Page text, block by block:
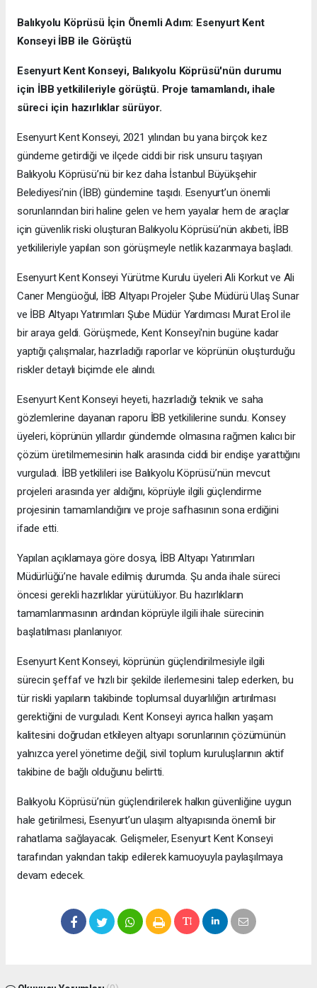
Balıkyolu Köprüsü İçin Önemli Adım: Esenyurt Kent
Konseyi İBB ile Görüştü
Esenyurt Kent Konseyi, Balıkyolu Köprüsü'nün durumu
için İBB yetkilileriyle görüştü. Proje tamamlandı, ihale
süreci için hazırlıklar sürüyor.
Esenyurt Kent Konseyi, 2021 yılından bu yana birçok kez
gündeme getirdiği ve ilçede ciddi bir risk unsuru taşıyan
Balıkyolu Köprüsü’nü bir kez daha İstanbul Büyükşehir
Belediyesi’nin (İBB) gündemine taşıdı. Esenyurt’un önemli
sorunlarından biri haline gelen ve hem yayalar hem de araçlar
için güvenlik riski oluşturan Balıkyolu Köprüsü’nün akıbeti, İBB
yetkilileriyle yapılan son görüşmeyle netlik kazanmaya başladı.
Esenyurt Kent Konseyi Yürütme Kurulu üyeleri Ali Korkut ve Ali
Caner Mengüoğul, İBB Altyapı Projeler Şube Müdürü Ulaş Sunar
ve İBB Altyapı Yatırımları Şube Müdür Yardımcısı Murat Erol ile
bir araya geldi. Görüşmede, Kent Konseyi'nin bugüne kadar
yaptığı çalışmalar, hazırladığı raporlar ve köprünün oluşturduğu
riskler detaylı biçimde ele alındı.
Esenyurt Kent Konseyi heyeti, hazırladığı teknik ve saha
gözlemlerine dayanan raporu İBB yetkililerine sundu. Konsey
üyeleri, köprünün yıllardır gündemde olmasına rağmen kalıcı bir
çözüm üretilmemesinin halk arasında ciddi bir endişe yarattığını
vurguladı. İBB yetkilileri ise Balıkyolu Köprüsü’nün mevcut
projeleri arasında yer aldığını, köprüyle ilgili güçlendirme
projesinin tamamlandığını ve proje safhasının sona erdiğini
ifade etti.
Yapılan açıklamaya göre dosya, İBB Altyapı Yatırımları
Müdürlüğü’ne havale edilmiş durumda. Şu anda ihale süreci
öncesi gerekli hazırlıklar yürütülüyor. Bu hazırlıkların
tamamlanmasının ardından köprüyle ilgili ihale sürecinin
başlatılması planlanıyor.
Esenyurt Kent Konseyi, köprünün güçlendirilmesiyle ilgili
sürecin şeffaf ve hızlı bir şekilde ilerlemesini talep ederken, bu
tür riskli yapıların takibinde toplumsal duyarlılığın artırılması
gerektiğini de vurguladı. Kent Konseyi ayrıca halkın yaşam
kalitesini doğrudan etkileyen altyapı sorunlarının çözümünün
yalnızca yerel yönetime değil, sivil toplum kuruluşlarının aktif
takibine de bağlı olduğunu belirtti.
Balıkyolu Köprüsü’nün güçlendirilerek halkın güvenliğine uygun
hale getirilmesi, Esenyurt’un ulaşım altyapısında önemli bir
rahatlama sağlayacak. Gelişmeler, Esenyurt Kent Konseyi
tarafından yakından takip edilerek kamuoyuyla paylaşılmaya
devam edecek.